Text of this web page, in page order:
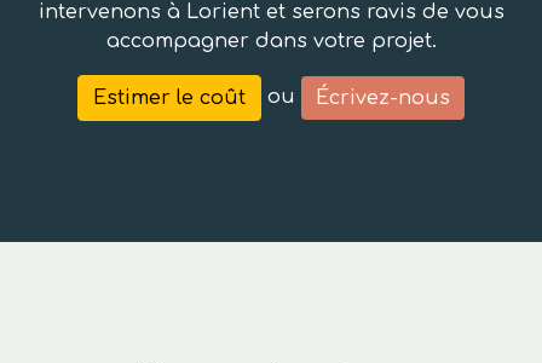
intervenons à Lorient et serons ravis de vous
accompagner dans votre projet.
Estimer le coût ou Écrivez-nous